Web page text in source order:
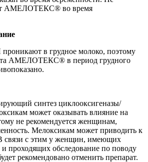
АМЕЛОТЕКС® во время
в грудное молоко, поэтому
АМЕЛОТЕКС® в период грудного
синтез циклооксигеназы/
может оказывать влияние на
не рекомендуется женщинам,
Мелоксикам может приводить к
связи с этим у женщин, имеющих
проходящих обследование по поводу
рекомендовано отменить препарат.